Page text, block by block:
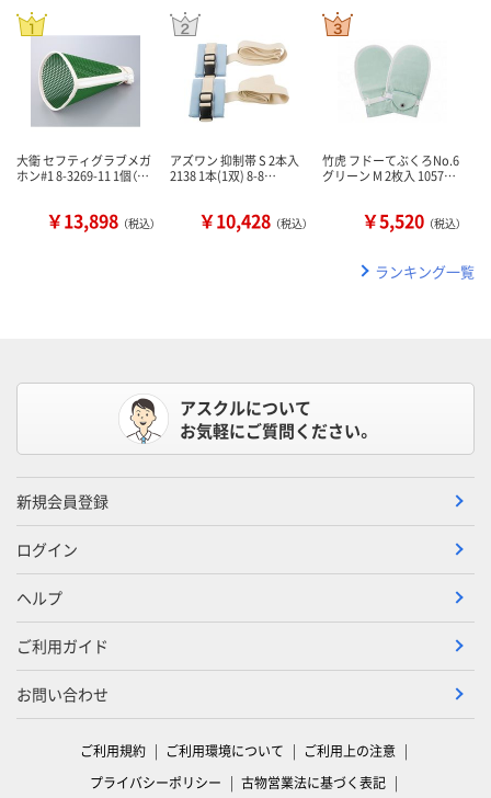
大衛 セフティグラブメガ
ホン#1 8-3269-11 1個（…
￥13,898 （税込）
アズワン 抑制帯 S 2本入
2138 1本(1双) 8-8…
￥10,428 （税込）
竹虎 フドーてぶくろNo.6
グリーン M 2枚入 1057…
￥5,520 （税込）
ランキング一覧
アスクルについて
お気軽にご質問ください。
新規会員登録
ログイン
ヘルプ
ご利用ガイド
お問い合わせ
ご利用規約 ご利用環境について
ご利用上の注意
プライバシーポリシー
古物営業法に基づく表記